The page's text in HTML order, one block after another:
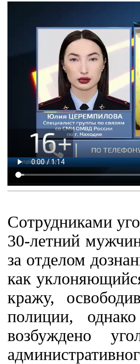
Сотрудниками
30-летний
за отделом
как
кражу,
полиции,
возбуждено